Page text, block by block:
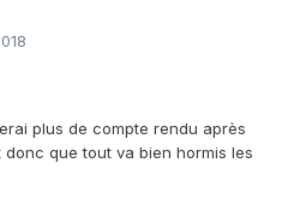
plus de compte rendu après
que tout va bien hormis les